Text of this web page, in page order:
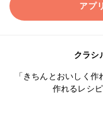
アプ
クラシ
「きちんとおいしく
作れるレシ